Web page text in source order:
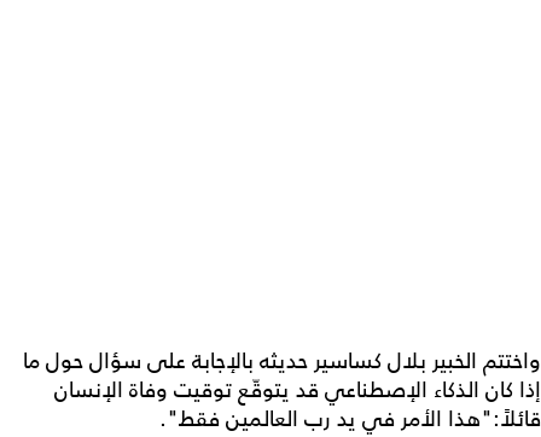
واختتم الخبير بلال كساسير حديثه بالإجابة على سؤال حول ما
إذا كان الذكاء الإصطناعي قد يتوقّع توقيت وفاة الإنسان
قائلاً:"هذا الأمر في يد رب العالمين فقط".